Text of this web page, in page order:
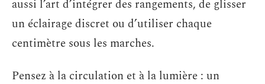
aussi l’art d’intégrer des rangements, de glisser
un éclairage discret ou d’utiliser chaque
centimètre sous les marches.
Pensez à la circulation et à la lumière : un